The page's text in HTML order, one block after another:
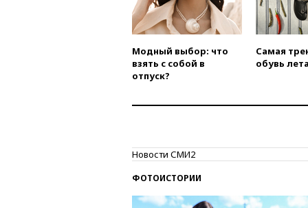
Модный выбор: что
взять с собой в
отпуск?
Самая
обувь
Новости СМИ2
ФОТОИСТОРИИ